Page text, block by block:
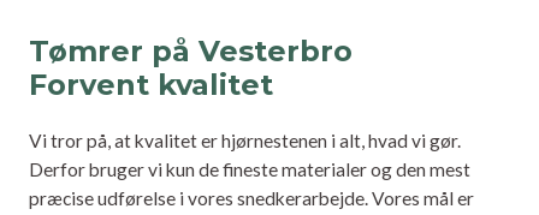
Tømrer på Vesterbro
Forvent kvalitet
Vi tror på, at kvalitet er hjørnestenen i alt, hvad vi gør.
Derfor bruger vi kun de fineste materialer og den mest
præcise udførelse i vores snedkerarbejde. Vores mål er